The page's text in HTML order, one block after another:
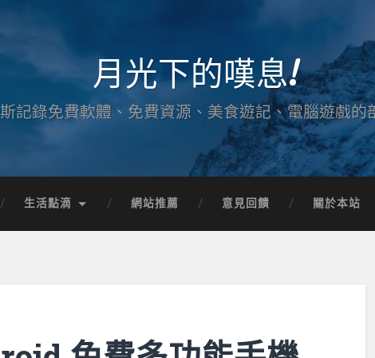
月光下的嘆息!
記錄免費軟體、免費資源、美食遊記、電腦遊戲的
生活點滴 網站推薦 意見回饋 關於本站